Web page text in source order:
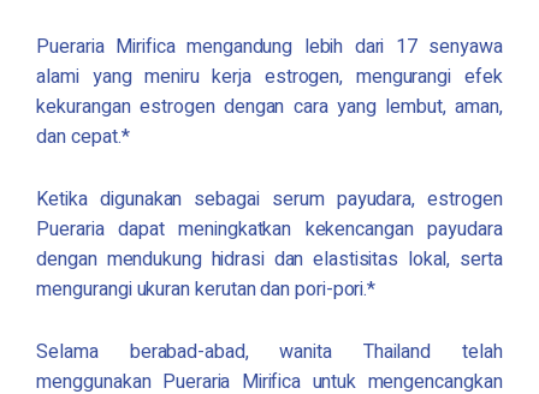
Pueraria Mirificamengandung lebih dari 17 senyawa
alami yang meniru kerja estrogen, mengurangi efek
kekurangan estrogen dengan cara yang lembut, aman,
dan cepat.*
Ketika digunakan sebagai serum payudara, estrogen
Pueraria dapat meningkatkan kekencangan payudara
dengan mendukung hidrasi dan elastisitas lokal, serta
mengurangi ukuran kerutan dan pori-pori.*
Selama berabad-abad, wanita Thailand telah
menggunakan Pueraria Mirifica untuk mengencangkan